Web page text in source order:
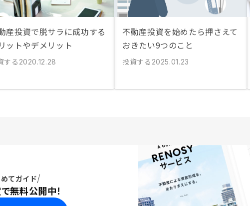
産投資で脱サラに成功する
ットやデメリット
する 2020.12.28
不動産投資を始めたら押さえて
おきたい9つのこと
投資する 2025.01.23
てガイド
無料公開中！